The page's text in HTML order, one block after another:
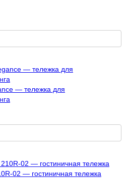
— тележка для
02 — гостиничная тележка